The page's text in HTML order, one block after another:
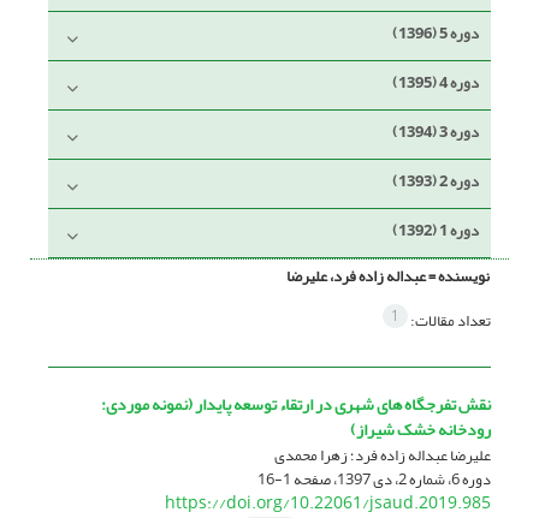
دوره 5 (1396)
دوره 4 (1395)
دوره 3 (1394)
دوره 2 (1393)
دوره 1 (1392)
نویسنده =عبداله زاده فرد، علیرضا
تعداد مقالات: 1
نقش تفرجگاه‏ های شهری در ارتقاء توسعه پایدار (نمونه موردی:
رودخانه خشک شیراز)
علیرضا عبداله زاده فرد؛ زهرا محمدی
دوره 6، شماره 2، دی 1397، صفحه 1-16
https://doi.org/10.22061/jsaud.2019.985